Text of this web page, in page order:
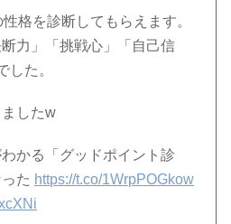
格を診断してもらえます。
力」「挑戦心」「自己信
した。
したw
かる「グッドポイント診
た https://t.co/1WrpPOGkow